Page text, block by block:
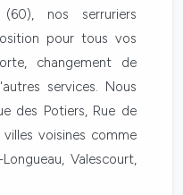
nos serruriers
pour tous vos
changement de
services. Nous
des Potiers, Rue de
voisines comme
Valescourt,